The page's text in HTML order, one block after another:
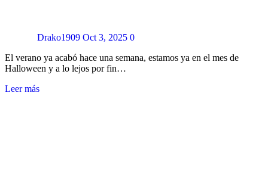
Drako1909 Oct 3, 2025 0
El verano ya acabó hace una semana, estamos ya en el mes de
Halloween y a lo lejos por fin…
Leer más